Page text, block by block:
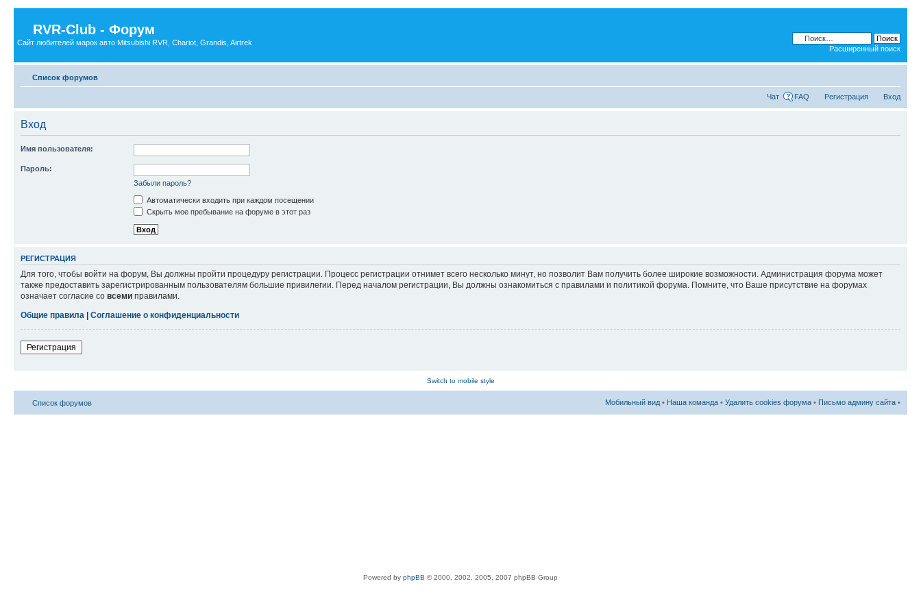
RVR-Club - Форум
Сайт любителей марок авто Mitsubishi RVR, Chariot, Grandis, Airtrek
Расширенный поиск
Список форумов
Чат FAQ Регистрация Вход
Вход
Имя пользователя:
Пароль:
Забыли пароль?
Автоматически входить при каждом посещении
Скрыть мое пребывание на форуме в этот раз
РЕГИСТРАЦИЯ
Для того, чтобы войти на форум, Вы должны пройти процедуру регистрации. Процесс регистрации отнимет всего несколько минут, но позволит Вам получить более широкие возможности. Администрация форума может
также предоставить зарегистрированным пользователям большие привилегии. Перед началом регистрации, Вы должны ознакомиться с правилами и политикой форума. Помните, что Ваше присутствие на форумах
означает согласие со всеми правилами.
Общие правила
Соглашение о конфиденциальности
Регистрация
Switch to mobile style
Список форумов Мобильный вид • Наша команда • Удалить cookies форума • Письмо админу сайта •
Powered by phpBB © 2000, 2002, 2005, 2007 phpBB Group